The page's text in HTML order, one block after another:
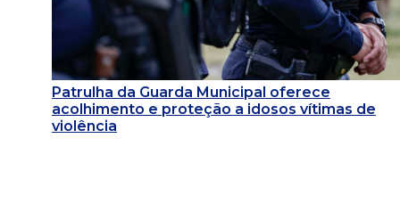
Patrulha da Guarda Municipal oferece
acolhimento e proteção a idosos vítimas de
violência